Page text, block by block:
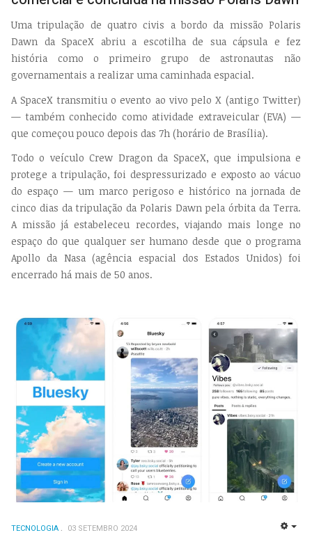
Uma tripulação de quatro civis a bordo da missão Polaris
Dawn da SpaceX abriu a escotilha de sua cápsula e fez
história como o primeiro grupo de astronautas não
governamentais a realizar uma caminhada espacial.
A SpaceX transmitiu o evento ao vivo pelo X (antigo Twitter)
— também conhecido como atividade extraveicular (EVA) —
que começou pouco depois das 7h (horário de Brasília).
Todo o veículo Crew Dragon da SpaceX, que impulsiona e
protege a tripulação, foi despressurizado e exposto ao vácuo
do espaço — um marco perigoso e histórico na jornada de
cinco dias da tripulação da Polaris Dawn pela órbita da Terra.
A missão já estabeleceu recordes, viajando mais longe no
espaço do que qualquer ser humano desde que o programa
Apollo da Nasa (agência espacial dos Estados Unidos) foi
encerrado há mais de 50 anos.
TECNOLOGIA 03 SETEMBRO 2024